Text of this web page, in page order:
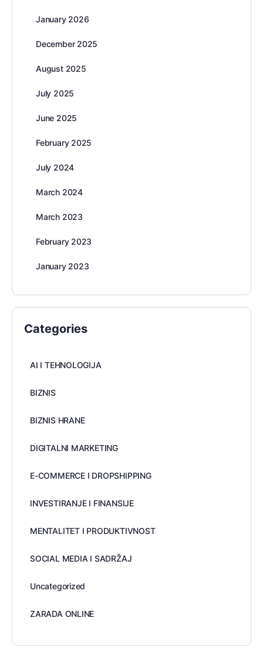
January 2026
December 2025
August 2025
July 2025
June 2025
February 2025
July 2024
March 2024
March 2023
February 2023
January 2023
Categories
AI I TEHNOLOGIJA
BIZNIS
BIZNIS HRANE
DIGITALNI MARKETING
E-COMMERCE I DROPSHIPPING
INVESTIRANJE I FINANSIJE
MENTALITET I PRODUKTIVNOST
SOCIAL MEDIA I SADRŽAJ
Uncategorized
ZARADA ONLINE